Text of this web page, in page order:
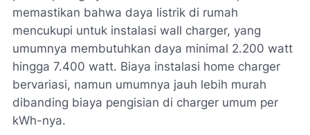
memastikan bahwa daya listrik di rumah
mencukupi untuk instalasi wall charger, yang
umumnya membutuhkan daya minimal 2.200 watt
hingga 7.400 watt. Biaya instalasi home charger
bervariasi, namun umumnya jauh lebih murah
dibanding biaya pengisian di charger umum per
kWh-nya.